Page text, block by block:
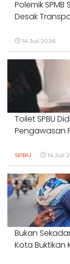
Polemik
Desak
14 Juli 2026
Toilet SPBU
Pengawasan
SPBU 14 Juli
Bukan
Kota Buktikan